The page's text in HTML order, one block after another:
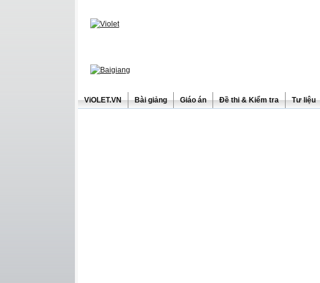
ViOLET.VN Bài giảng Giáo án Đề thi & Kiểm tra Tư liệu